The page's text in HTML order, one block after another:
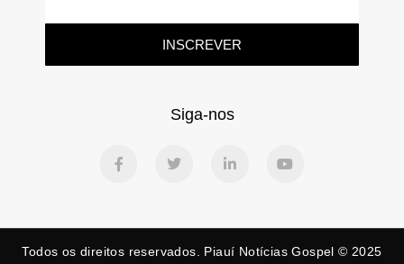
INSCREVER
Siga-nos
Todos os direitos reservados. Piauí Notícias Gospel © 2025